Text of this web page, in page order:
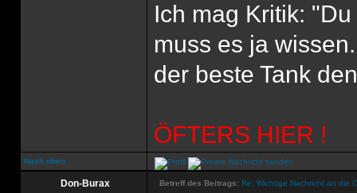
Ich mag Kritik:
muss es ja
der beste Tank
ÖFTERS HIER !
Nach oben
Don-Burax Betreff des Beitrags: Re: Wichtige Nachricht an die